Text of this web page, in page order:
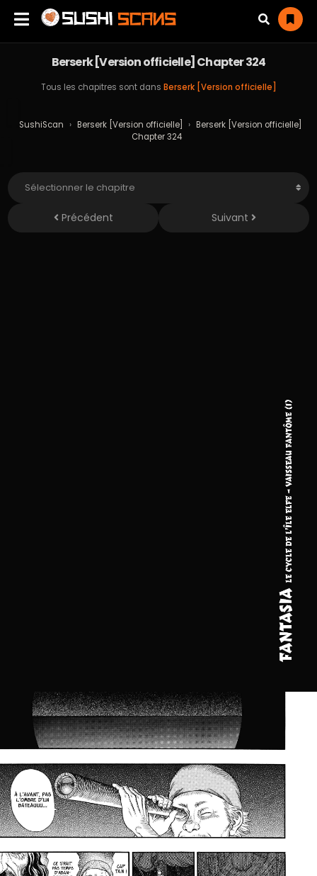
Berserk [Version officielle] Chapter 324
Tous les chapitres sont dans Berserk [Version officielle]
SushiScan › Berserk [Version officielle] › Berserk [Version officielle]
Chapter 324
Précédent Suivant